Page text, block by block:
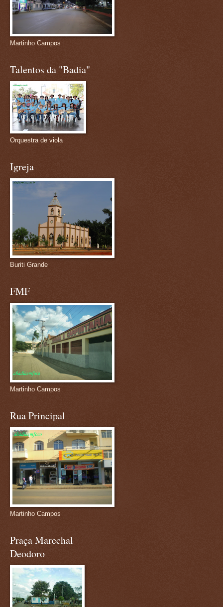
Martinho Campos
Talentos da "Badia"
Orquestra de viola
Igreja
Buriti Grande
FMF
Martinho Campos
Rua Principal
Martinho Campos
Praça Marechal
Deodoro